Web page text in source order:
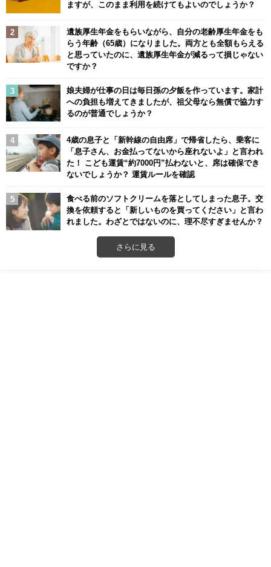
ますが、このまま利用を続けてもよいのでしょうか？
遺族厚生年金をもらいながら、自分の老齢厚生年金をも
らう年齢（65歳）になりました。両方とも全額もらえる
と思っていたのに、遺族厚生年金が減るって損じゃない
ですか？
娘夫婦が仕事の日は毎日孫の夕飯を作っています。家計
への負担も増えてきましたが、祖父母なら無償で協力す
るのが普通でしょうか？
4歳の息子と「新幹線の自由席」で帰省したら、乗客に
「息子さん、お金払ってないから座れないよ」と言われ
た！ こども運賃“約7000円”払わないと、席は確保でき
ないでしょうか？ 運賃ルールを確認
食べる前のソフトクリームを落としてしまった息子。交
換を依頼すると「新しいものを買ってください」と言わ
れました。わざとではないのに、理不尽すぎませんか？
さらに見る